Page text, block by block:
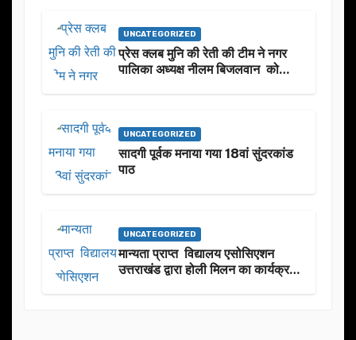
UNCATEGORIZED
प्रेस क्लब मुनि की रेती की टीम ने नगर
पालिका अध्यक्ष नीलम बिजलवान को
UNCATEGORIZED
सादगी पूर्वक मनाया गया 18वां सुंदरकांड
पाठ
UNCATEGORIZED
मान्यता प्राप्त विद्यालय एसोसिएशन
उत्तराखंड द्वारा होली मिलन का कार्यक्रम